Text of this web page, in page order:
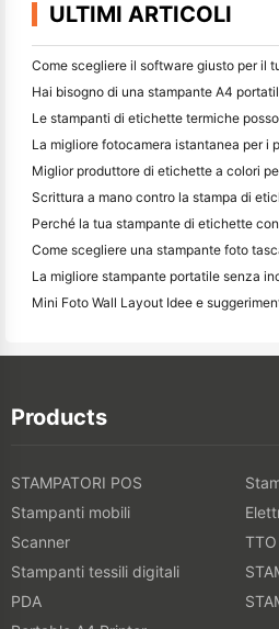
ULTIMI ARTICOLI
Perché la tua stampante di etichette
Products
STAMPATORI POS
Stampanti mobili
Scanner
TTO
Stampanti tessili digitali
PDA